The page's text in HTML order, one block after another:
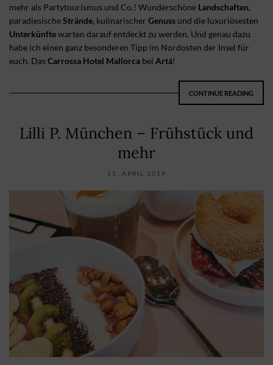
mehr als Partytourismus und Co.! Wunderschöne Landschaften,
paradiesischeStrände, kulinarischer Genuss und die luxuriösesten
Unterkünftewarten darauf entdeckt zu werden. Und genau dazu
habe ich einen ganz besonderen Tipp im Nordosten der Insel für
euch. DasCarrossa Hotel Mallorca bei Artá!
CONTINUE READING
Lilli P. München – Frühstück und
mehr
15. APRIL 2019